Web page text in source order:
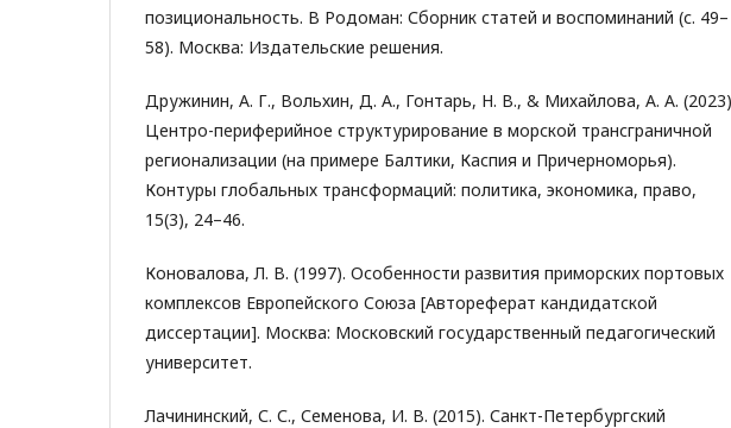
позициональность. В Родоман: Сборник статей и воспоминаний (с. 49–
58). Москва: Издательские решения.
Дружинин, А. Г., Вольхин, Д. А., Гонтарь, Н. В., & Михайлова, А. А.
Центро-периферийное структурирование в морской трансграничной
регионализации (на примере Балтики, Каспия и Причерноморья).
Контуры глобальных трансформаций: политика, экономика, право,
15(3), 24–46.
Коновалова, Л. В. (1997). Особенности развития приморских портовых
комплексов Европейского Союза [Автореферат кандидатской
диссертации]. Москва: Московский государственный педагогический
университет.
Лачининский, С. С., Семенова, И. В. (2015). Санкт-Петербургский